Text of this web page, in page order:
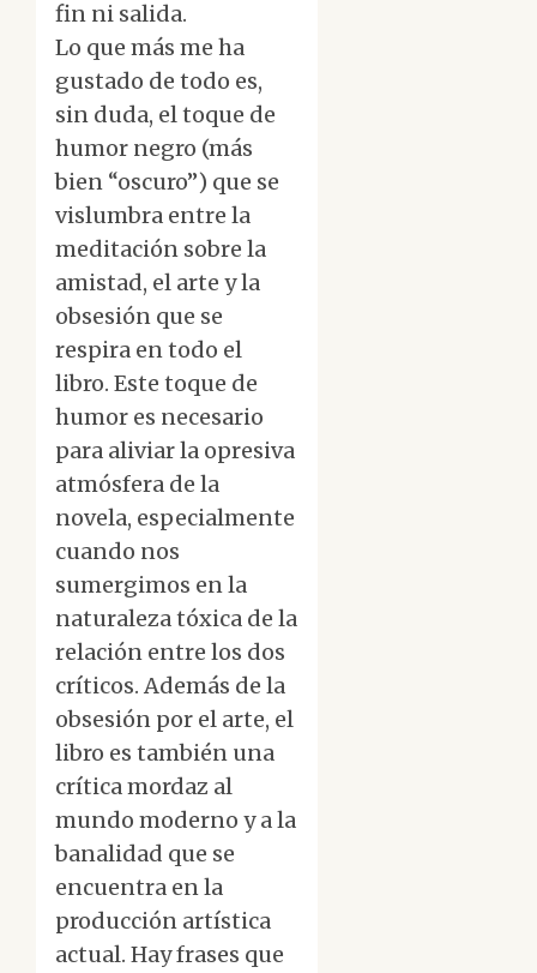
fin ni salida.
Lo que más me ha
gustado de todo es,
sin duda, el toque de
humor negro (más
bien “oscuro”) que se
vislumbra entre la
meditación sobre la
amistad, el arte y la
obsesión que se
respira en todo el
libro. Este toque de
humor es necesario
para aliviar la opresiva
atmósfera de la
novela, especialmente
cuando nos
sumergimos en la
naturaleza tóxica de la
relación entre los dos
críticos. Además de la
obsesión por el arte, el
libro es también una
crítica mordaz al
mundo moderno y a la
banalidad que se
encuentra en la
producción artística
actual. Hay frases que